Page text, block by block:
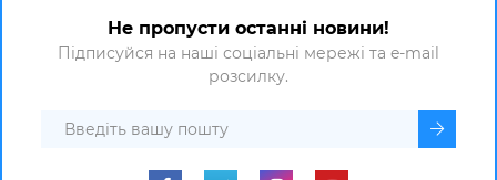
Не пропусти останні новини!
Підписуйся на наші соціальні мережі та e-mail
розсилку.